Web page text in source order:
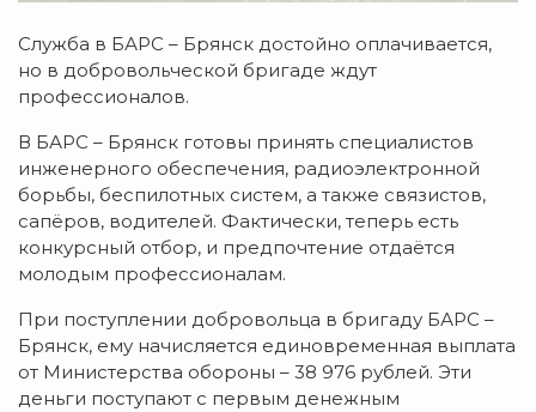
Служба в БАРС – Брянск достойно оплачивается,
но в добровольческой бригаде ждут
профессионалов.
В БАРС – Брянск готовы принять специалистов
инженерного обеспечения, радиоэлектронной
борьбы, беспилотных систем, а также связистов,
сапёров, водителей. Фактически, теперь есть
конкурсный отбор, и предпочтение отдаётся
молодым профессионалам.
При поступлении добровольца в бригаду БАРС –
Брянск, ему начисляется единовременная выплата
от Министерства обороны – 38 976 рублей. Эти
деньги поступают с первым денежным